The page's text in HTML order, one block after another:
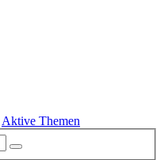
Aktive Themen